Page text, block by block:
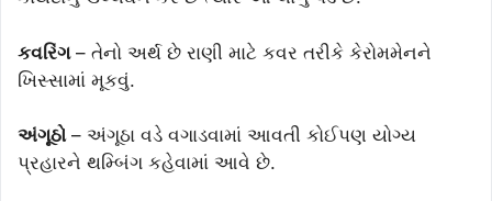
કવરિંગ– તેનો અર્થ છે રાણી માટે કવર તરીકે કેરોમમેનને
ખિસ્સામાં મૂકવું.
અંગૂઠો– અંગૂઠા વડે વગાડવામાં આવતી કોઈપણ યોગ્ય
પ્રહારને થમ્બિંગ કહેવામાં આવે છે.